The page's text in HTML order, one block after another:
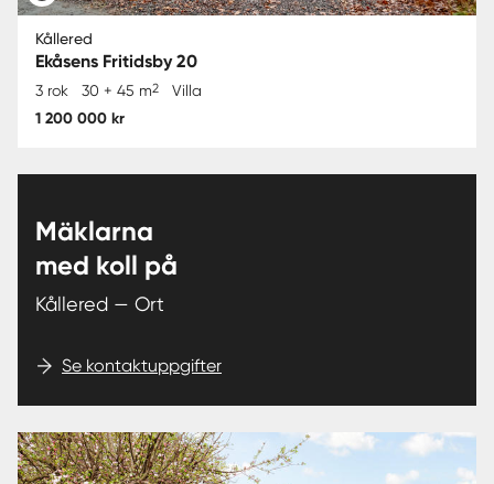
Kållered
Ekåsens Fritidsby 20
3 rok 30 + 45 m2 Villa
1 200 000 kr
Mäklarna
med koll på
Kållered — Ort
Se kontaktuppgifter